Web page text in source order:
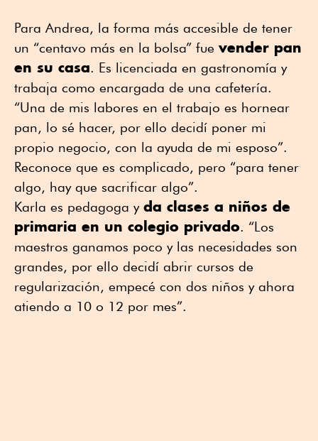
Para Andrea, la forma más accesible de tener
un “centavo más en la bolsa” fue vender pan
en su casa. Es licenciada en gastronomía y
trabaja como encargada de una cafetería.
“Una de mis labores en el trabajo es hornear
pan, lo sé hacer, por ello decidí poner mi
propio negocio, con la ayuda de mi esposo”.
Reconoce que es complicado, pero “para tener
algo, hay que sacrificar algo”.
Karla es pedagoga y da clases a niños de
primaria en un colegio privado. “Los
maestros ganamos poco y las necesidades son
grandes, por ello decidí abrir cursos de
regularización, empecé con dos niños y ahora
atiendo a 10 o 12 por mes”.